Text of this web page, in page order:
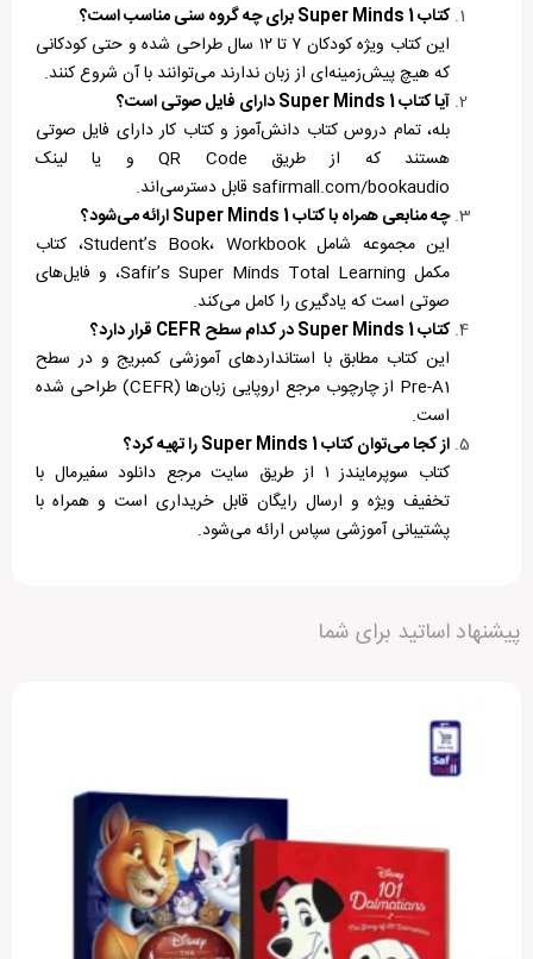
کتاب
برای چه گروه سنی مناسب است؟
این کتاب ویژه کودکان ۷ تا ۱۲ سال طراحی شده و حتی کودکانی
که هیچ پیش‌زمینه‌ای از زبان ندارند می‌توانند با آن شروع کنند.
آیا کتاب
دارای فایل صوتی است؟
بله، تمام دروس کتاب دانش‌آموز و کتاب کار دارای فایل صوتی
هستند که از طریق QR Code و یا لینک
safirmall.com/bookaudio قابل دسترسی‌اند.
چه منابعی همراه با کتاب
ارائه می‌شود؟
این مجموعه شامل Student’s Book، Workbook، کتاب
مکمل Safir’s Super Minds Total Learning، و فایل‌های
صوتی است که یادگیری را کامل می‌کند.
کتاب
در کدام سطح
قرار دارد؟
این کتاب مطابق با استانداردهای آموزشی کمبریج و در سطح
Pre-A1 از چارچوب مرجع اروپایی زبان‌ها (CEFR) طراحی شده
است.
از کجا می‌توان کتاب
را تهیه کرد؟
کتاب سوپرمایندز ۱ از طریق سایت مرجع دانلود سفیرمال با
تخفیف ویژه و ارسال رایگان قابل خریداری است و همراه با
پشتیبانی آموزشی سپاس ارائه می‌شود.
نویسنده
Cambridge University Press
سطح 1
دیگران را با نوشتن نظرات خود، برای انتخاب این محصول
راهنمایی کنید.
جدید ترین نظرات نظر خریداران مفید ترین
امیدی
پیشنهاد اساتید برای شما